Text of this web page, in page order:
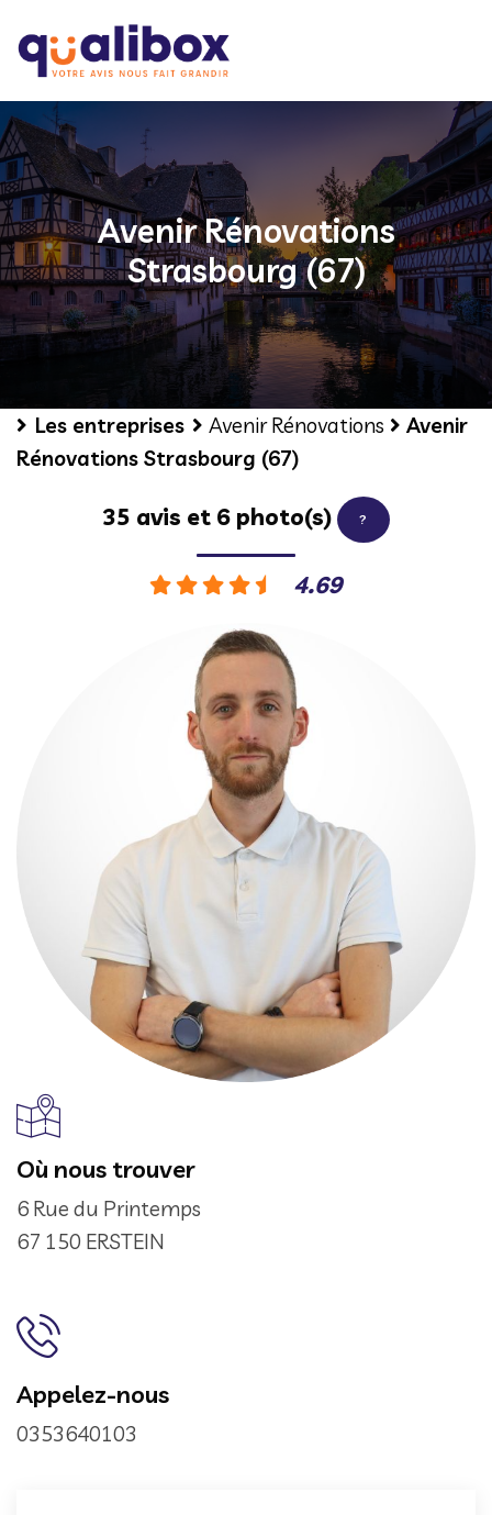
Avenir Rénovations
Strasbourg (67)
Les entreprises Avenir Rénovations
Avenir
Rénovations Strasbourg (67)
35 avis et 6 photo(s) ?
4.69
Où nous trouver
6 Rue du Printemps
67 150 ERSTEIN
Appelez-nous
0353640103